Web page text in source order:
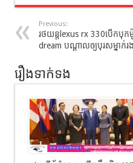
Previous:
រថយន្ត​lexus rx 330បេីក​បុក​
dream​ បណ្ដាល​ឲ្យ​បុរស​ម្នាក់​រ
រឿងទាក់ទង